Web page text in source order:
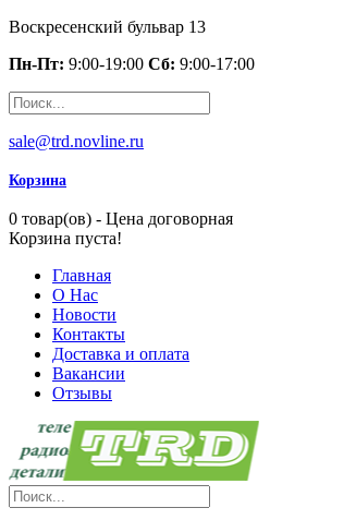
Воскресенский бульвар 13
Пн-Пт: 9:00-19:00 Сб: 9:00-17:00
sale@trd.novline.ru
Корзина
0 товар(ов) - Цена договорная
Корзина пуста!
Главная
О Нас
Новости
Контакты
Доставка и оплата
Вакансии
Отзывы